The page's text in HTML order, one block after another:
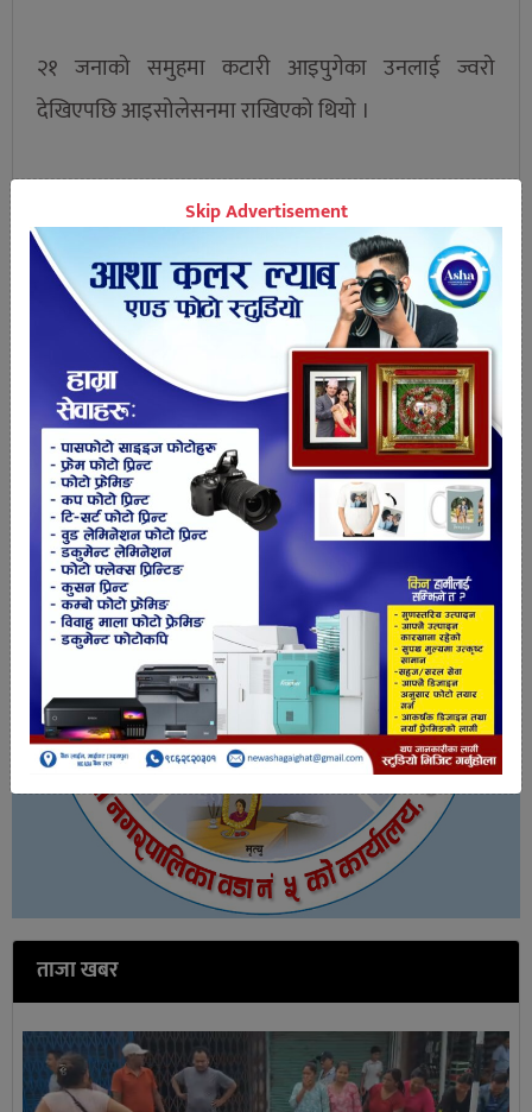
२१ जनाको समुहमा कटारी आइपुगेका उनलाई ज्वरो
देखिएपछि आइसोलेसनमा राखिएको थियो ।
तपाईको प्रतिक्रिया
ताजा खबर
Skip Advertisement